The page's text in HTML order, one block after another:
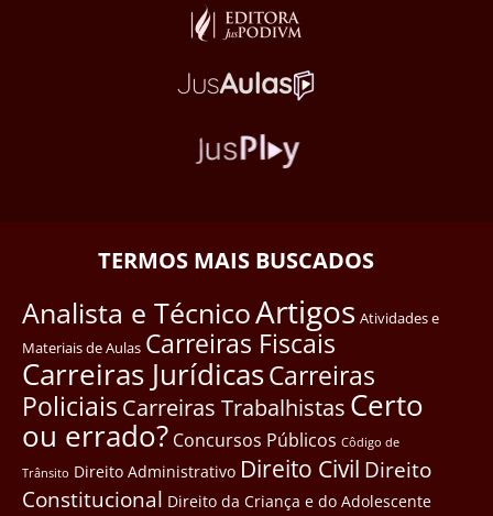
TERMOS MAIS BUSCADOS
Analista e TécnicoArtigos Atividades e
Materiais de Aulas Carreiras Fiscais
Carreiras JurídicasCarreiras
Policiais Carreiras Trabalhistas Certo
ou errado? Concursos Públicos Côdigo de
Trânsito Direito Administrativo Direito Civil Direito
Constitucional Direito da Criança e do Adolescente